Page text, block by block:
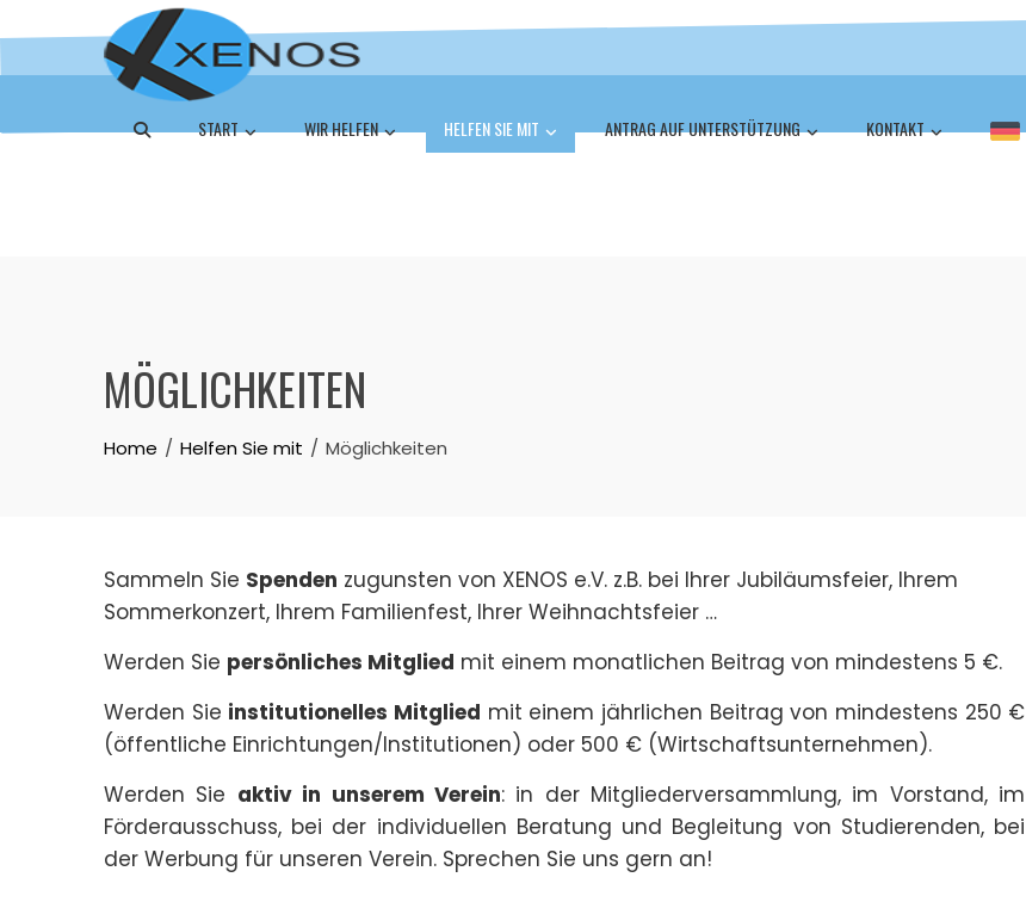
START WIR HELFEN HELFEN SIE MIT ANTRAG AUF UNTERSTÜTZUNG KONTAKT
MÖGLICHKEITEN
Home Helfen Sie mit Möglichkeiten
Sammeln Sie Spenden zugunsten von XENOS e.V. z.B. bei Ihrer Jubiläumsfeier, Ihrem
Sommerkonzert, Ihrem Familienfest, Ihrer Weihnachtsfeier …
Werden Sie persönliches Mitglied mit einem monatlichen Beitrag von mindestens 5 €.
Werden Sie institutionelles Mitglied mit einem jährlichen Beitrag von mindestens 250 €
(öffentliche Einrichtungen/Institutionen) oder 500 € (Wirtschaftsunternehmen).
Werden Sie aktiv in unserem Verein: in der Mitgliederversammlung, im Vorstand, im
Förderausschuss, bei der individuellen Beratung und Begleitung von Studierenden, bei
der Werbung für unseren Verein. Sprechen Sie uns gern an!